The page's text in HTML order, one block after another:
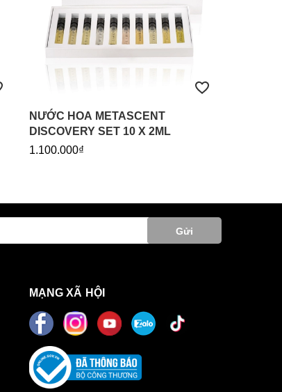
NƯỚC HOA METASCENT
DISCOVERY SET 10 X 2ML
1.100.000₫
Gửi
MẠNG XÃ HỘI